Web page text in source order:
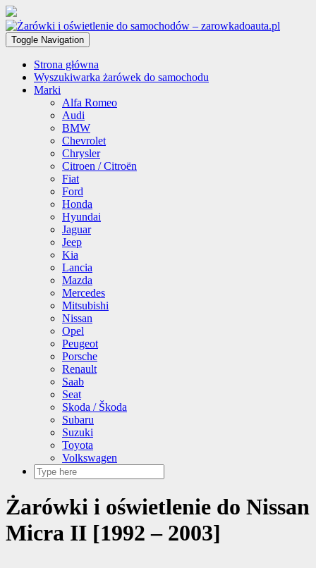
Toggle Navigation
Strona główna
Wyszukiwarka żarówek do samochodu
Marki
Alfa Romeo
Audi
BMW
Chevrolet
Chrysler
Citroen / Citroën
Fiat
Ford
Honda
Hyundai
Jaguar
Jeep
Kia
Lancia
Mazda
Mercedes
Mitsubishi
Nissan
Opel
Peugeot
Porsche
Renault
Saab
Seat
Skoda / Škoda
Subaru
Suzuki
Toyota
Volkswagen
Żarówki i oświetlenie do Nissan
Micra II [1992 – 2003]